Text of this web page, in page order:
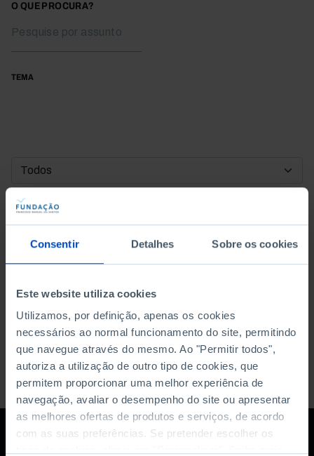
Consentir Detalhes Sobre os cookies
Este website utiliza cookies
Utilizamos, por definição, apenas os cookies
necessários ao normal funcionamento do site, permitindo
que navegue através do mesmo. Ao "Permitir todos",
autoriza a utilização de outro tipo de cookies, que
permitem proporcionar uma melhor experiência de
navegação, avaliar o desempenho do site ou apresentar
as melhores ofertas de produtos e serviços, de acordo
com as suas preferências. Se pretender escolher os
O QUE PROCURA?
TEMA
DATA DE INÍCIO
DATA DE FIM